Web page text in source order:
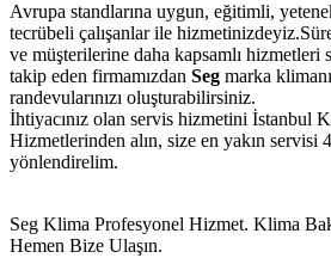
Avrupa standlarına uygun, eğitimli,
tecrübeli çalışanlar ile
ve müşterilerine daha kapsamlı
takip eden firmamızdan Seg marka
randevularınızı oluşturabilirsiniz.
İhtiyacınız olan servis hizmetini İstanbul
Hizmetlerinden alın, size en yakın servisi
yönlendirelim.
Seg Klima Profesyonel Hizmet. Klima
Hemen Bize Ulaşın.